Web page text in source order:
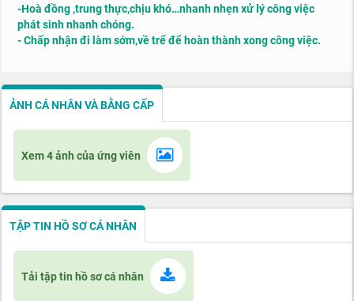
-Hoà đồng ,trung thực,chịu khó…nhanh nhẹn xử lý công việc
phát sinh nhanh chóng.
- Chấp nhận đi làm sớm,về trể để hoàn thành xong công việc.
ẢNH CÁ NHÂN VÀ BẰNG CẤP
Xem 4 ảnh của ứng viên
TẬP TIN HỒ SƠ CÁ NHÂN
Tải tập tin hồ sơ cá nhân